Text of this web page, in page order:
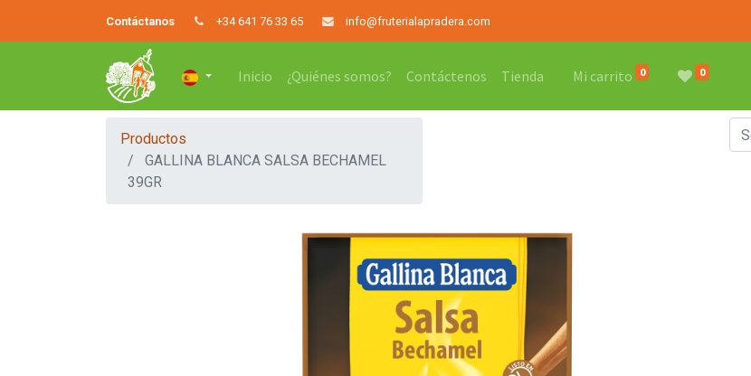
Contáctanos +34 641 76 33 65 info@fruterialapradera.com
Inicio ¿Quiénes somos? Contáctenos Tienda Mi carrito 0 0
Productos
GALLINA BLANCA SALSA BECHAMEL
39GR